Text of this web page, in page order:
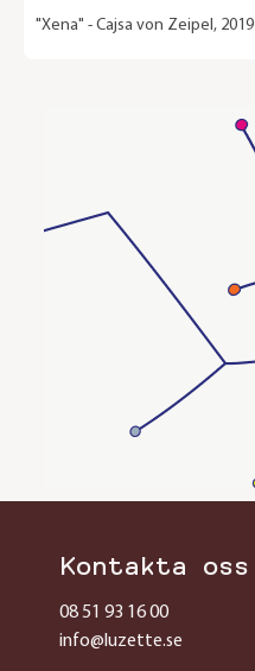
"Xena" - Cajsa von Zeipel, 2019
Kontakta oss
08 51 93 16 00
info@luzette.se